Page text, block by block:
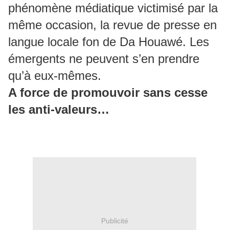
phénomène médiatique victimisé par la
même occasion, la revue de presse en
langue locale fon de Da Houawé. Les
émergents ne peuvent s’en prendre
qu’à eux-mêmes.
A force de promouvoir sans cesse
les anti-valeurs…
Publicité